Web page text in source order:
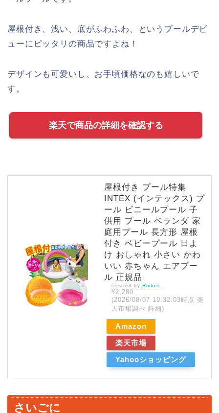
屋根付き、浅い、底がふわふわ、というプールデビ
ューにピッタリの商品ですよね！
デザインも可愛いし、お手頃価格なのも嬉しいで
す。
楽天で商品の詳細を確認する
屋根付き プール特集
INTEX (インテックス) プ
ール ビニールプール 子
供用 プール ベランダ 家
庭用プール 長方形 屋根
付き ベビープール 日よ
け おしゃれ 小さい かわ
いい 赤ちゃん エアプー
ル 正規品
created by Rinker
¥2,280
(2026/08/07 19:32:03時点 楽
天市場調べ-詳細)
Amazon
楽天市場
Yahooショッピング
さいごに